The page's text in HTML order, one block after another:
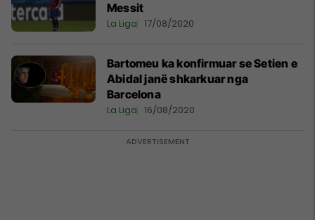
Messit
La Liga 17/08/2020
Bartomeu ka konfirmuar se Setien e
Abidal janë shkarkuar nga
Barcelona
La Liga 16/08/2020